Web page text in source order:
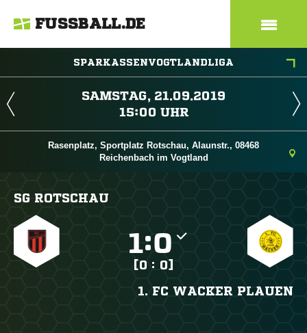
FUSSBALL.DE
SPARKASSENVOGTLANDLIGA
 
 
Rasenplatz, Sportplatz Rotschau, Alaunstr., 08468
Reichenbach im Vogtland
SG ROTSCHAU
:
[0 : 0]
1. FC WACKER PLAUEN